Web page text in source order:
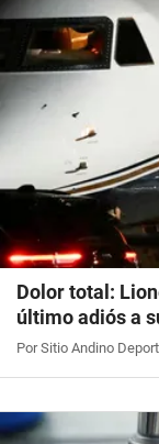
Dolor total:
último adiós a
Por Sitio Andino